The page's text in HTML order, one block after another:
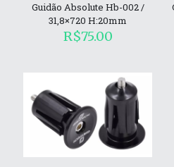
Guidão Absolute Hb-002 /
31,8×720 H:20mm
R$75.00